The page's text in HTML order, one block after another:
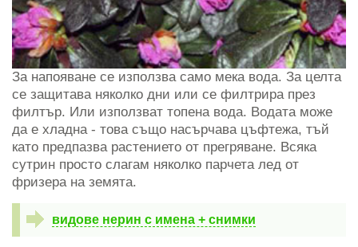
За напояване се използва само мека вода. За целта
се защитава няколко дни или се филтрира през
филтър. Или използват топена вода. Водата може
да е хладна - това също насърчава цъфтежа, тъй
като предпазва растението от прегряване. Всяка
сутрин просто слагам няколко парчета лед от
фризера на земята.
видове нерин с имена + снимки